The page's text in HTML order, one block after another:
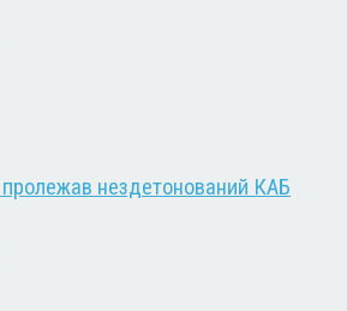
пролежав нездетонований КАБ